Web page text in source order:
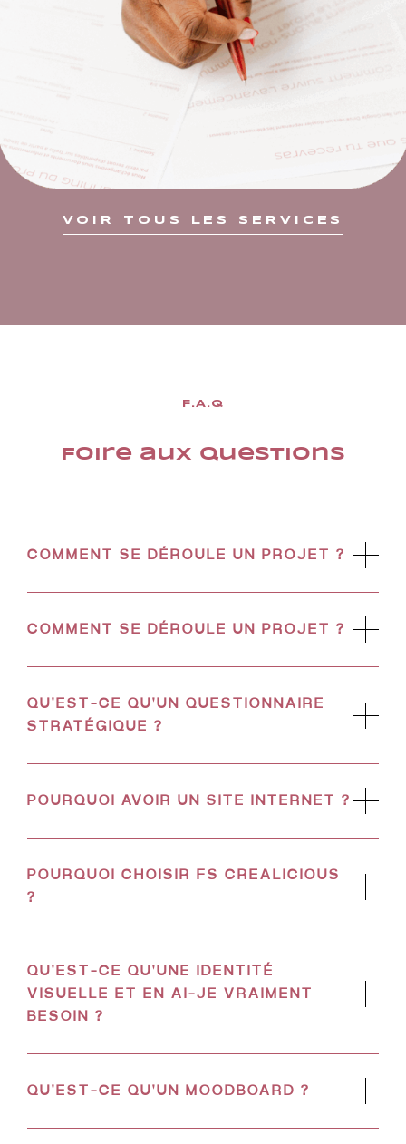
VOIR TOUS LES SERVICES
F.A.Q
Foire aux questions
COMMENT SE DÉROULE UN PROJET ?
COMMENT SE DÉROULE UN PROJET ?
QU'EST-CE QU'UN QUESTIONNAIRE
STRATÉGIQUE ?
POURQUOI AVOIR UN SITE INTERNET ?
POURQUOI CHOISIR FS CREALICIOUS
?
QU'EST-CE QU'UNE IDENTITÉ
VISUELLE ET EN AI-JE VRAIMENT
BESOIN ?
QU'EST-CE QU'UN MOODBOARD ?